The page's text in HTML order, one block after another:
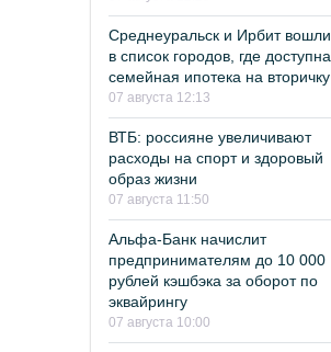
Среднеуральск и Ирбит вошли
в список городов, где доступна
семейная ипотека на вторичку
07 августа 12:13
ВТБ: россияне увеличивают
расходы на спорт и здоровый
образ жизни
07 августа 11:50
Альфа-Банк начислит
предпринимателям до 10 000
рублей кэшбэка за оборот по
эквайрингу
07 августа 10:00